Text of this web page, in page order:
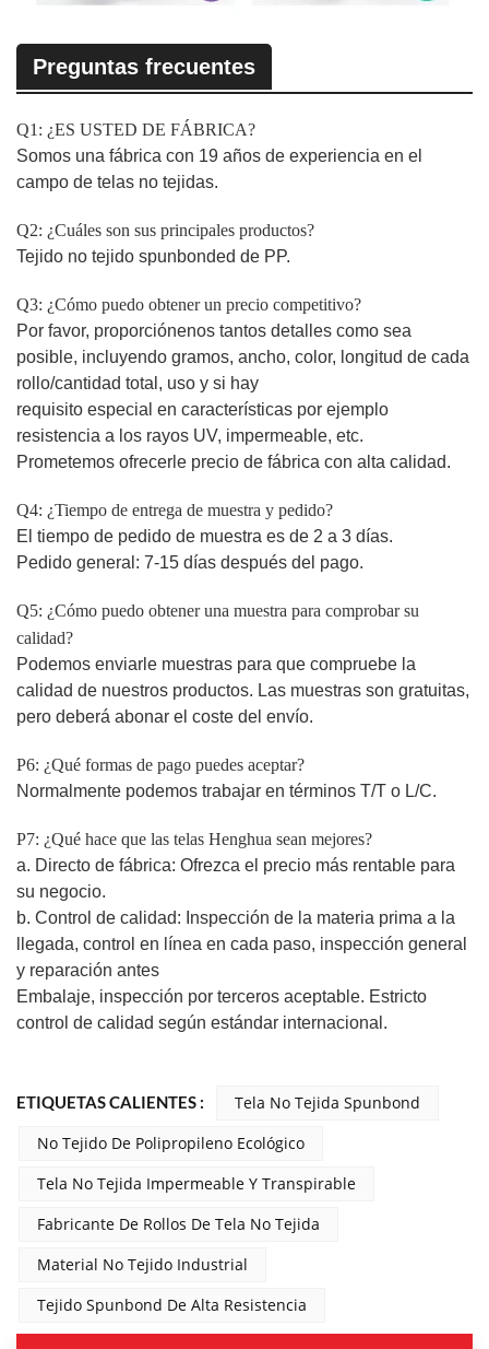
Preguntas frecuentes
Q1: ¿ES USTED DE FÁBRICA?
Somos una fábrica con 19 años de experiencia en el
campo de telas no tejidas.
Q2: ¿Cuáles son sus principales productos?
Tejido no tejido spunbonded de PP.
Q3: ¿Cómo puedo obtener un precio competitivo?
Por favor, proporciónenos tantos detalles como sea
posible, incluyendo gramos, ancho, color, longitud de cada
rollo/cantidad total, uso y si hay
requisito especial en características por ejemplo
resistencia a los rayos UV, impermeable, etc.
Prometemos ofrecerle precio de fábrica con alta calidad.
Q4: ¿Tiempo de entrega de muestra y pedido?
El tiempo de pedido de muestra es de 2 a 3 días.
Pedido general: 7-15 días después del pago.
Q5: ¿Cómo puedo obtener una muestra para comprobar su
calidad?
Podemos enviarle muestras para que compruebe la
calidad de nuestros productos. Las muestras son gratuitas,
pero deberá abonar el coste del envío.
P6: ¿Qué formas de pago puedes aceptar?
Normalmente podemos trabajar en términos T/T o L/C.
P7: ¿Qué hace que las telas Henghua sean mejores?
a. Directo de fábrica: Ofrezca el precio más rentable para
su negocio.
b. Control de calidad: Inspección de la materia prima a la
llegada, control en línea en cada paso, inspección general
y reparación antes
Embalaje, inspección por terceros aceptable. Estricto
control de calidad según estándar internacional.
ETIQUETAS CALIENTES :
Tela No Tejida Spunbond
No Tejido De Polipropileno Ecológico
Tela No Tejida Impermeable Y Transpirable
Fabricante De Rollos De Tela No Tejida
Material No Tejido Industrial
Tejido Spunbond De Alta Resistencia